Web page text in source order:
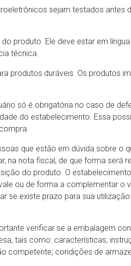
sejam testados antes
produto. Ele deve estar em
técnica.
produtos duráveis. Os produtos
só é obrigatória no caso de
do estabelecimento. Essa
que estão em dúvida sobre o
na nota fiscal, de que forma será
do produto. O
ou de forma a complementar o
se existe prazo para sua
verificar se a embalagem
tais como: características;
competente; condições de